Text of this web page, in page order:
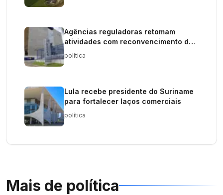
Agências reguladoras retomam
atividades com reconvencimento de
orçamento
política
Lula recebe presidente do Suriname
para fortalecer laços comerciais
política
Mais de política